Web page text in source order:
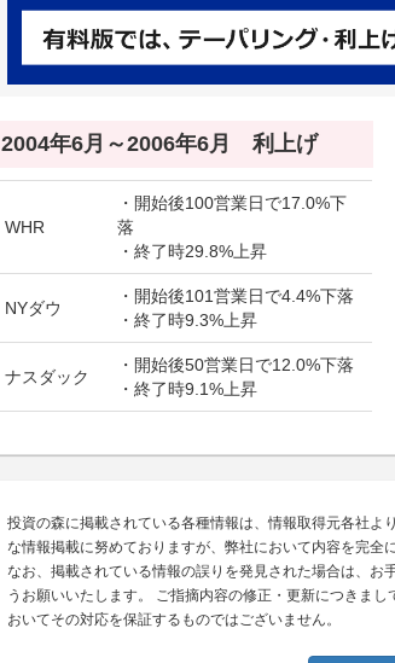
2004年6月～2006年6月 利上げ
WHR
・開始後100営業日で17.0%下
落
・終了時29.8%上昇
NYダウ
・開始後101営業日で4.4%下落
・終了時9.3%上昇
ナスダック
・開始後50営業日で12.0%下落
・終了時9.1%上昇
投資の森に掲載されている各種情報は、情報取得元各社
な情報掲載に努めておりますが、弊社において内容を完全
なお、掲載されている情報の誤りを発見された場合は、お
うお願いいたします。 ご指摘内容の修正・更新につきま
おいてその対応を保証するものではございません。